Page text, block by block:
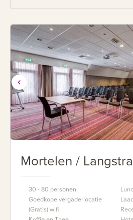
Mortelen /
30 - 80 personen
Goedkope vergaderlocatie
(Gratis) wifi